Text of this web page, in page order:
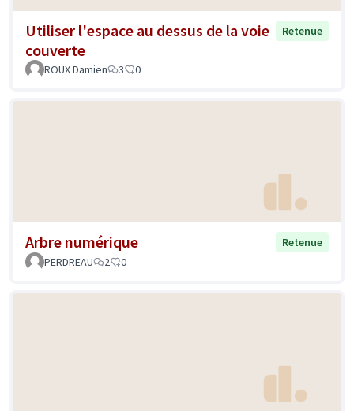
Utiliser l'espace au dessus de la voie
couverte
Retenue
ROUX Damien 3 0
Arbre numérique
Retenue
PERDREAU
2 0